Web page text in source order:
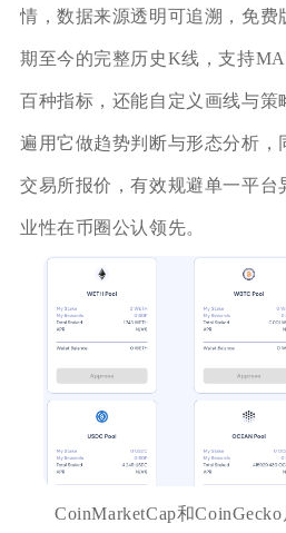
情，数据来源透明可追溯，免费
期至今的完整历史K线，支持
百种指标，还能自定义画线与策
遍用它做趋势判断与形态分析，
交易所报价，有效规避单一平台
业性在币圈公认领先。
CoinMarketCap和